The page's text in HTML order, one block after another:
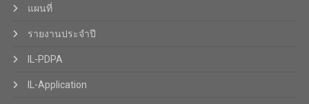
แผนที่
รายงานประจำปี
IL-PDPA
IL-Application